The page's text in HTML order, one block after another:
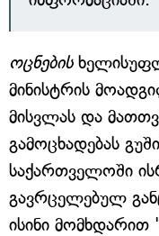
ოცნების
მინისტრის
მისვლას და
გამოცხადებას
საქართველოში
გავრცელებულ
ისინი მომხდარით